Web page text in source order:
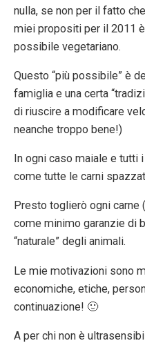
nulla, se non per il fatto
miei propositi per il 2011
possibile vegetariano.
Questo “più possibile” è
famiglia e una certa
di riuscire a modificare
neanche troppo bene!)
In ogni caso maiale e tutti
come tutte le carni
Presto toglierò ogni carne
come minimo garanzie di
“naturale” degli animali.
Le mie motivazioni sono
economiche, etiche,
continuazione! 🙂
A per chi non è